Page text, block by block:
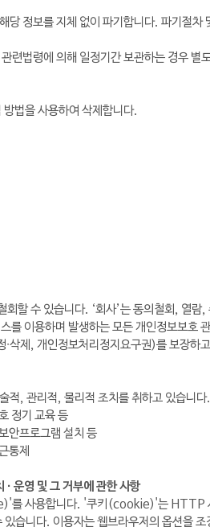
당 정보를 지체 없이 파기합니다. 파기절차
련법령에 의해 일정기간 보관하는 경우
법을 사용하여 삭제합니다.
할 수 있습니다. ‘회사’는 동의철회, 열
를 이용하며 발생하는 모든 개인정보보
삭제, 개인정보처리정지요구권)를 보장
적, 관리적, 물리적 조치를 취하고 있습니다.
정기 교육 등
안프로그램 설치 등
통제
운영 및 그 거부에 관한 사항
를 사용합니다. '쿠키(cookie)'는 HTTP
습니다. 이용자는 웹브라우저의 옵션을